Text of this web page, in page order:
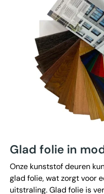
Glad folie in
Onze kunststof deuren
glad folie, wat zorgt voor
uitstraling. Glad folie is